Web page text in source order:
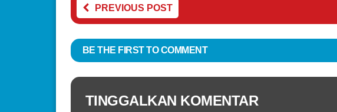
PREVIOUS POST
BE THE FIRST TO COMMENT
TINGGALKAN KOMENTAR